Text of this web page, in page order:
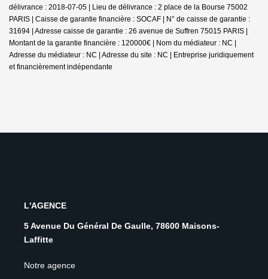
délivrance : 2018-07-05 | Lieu de délivrance : 2 place de la Bourse 75002
PARIS | Caisse de garantie financière : SOCAF | N° de caisse de garantie :
31694 | Adresse caisse de garantie : 26 avenue de Suffren 75015 PARIS |
Montant de la garantie financière : 120000€ | Nom du médiateur : NC |
Adresse du médiateur : NC | Adresse du site : NC | Entreprise juridiquement
et financièrement indépendante
L'AGENCE
5 Avenue Du Général De Gaulle, 78600 Maisons-
Laffitte
Notre agence